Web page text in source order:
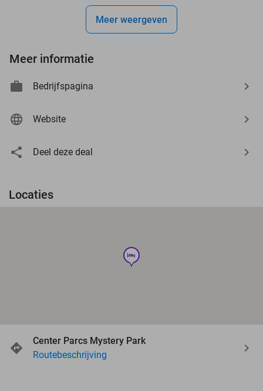
Meer weergeven
Meer informatie
Bedrijfspagina
Website
Deel deze deal
Locaties
hotel
Center Parcs Mystery Park
Routebeschrijving